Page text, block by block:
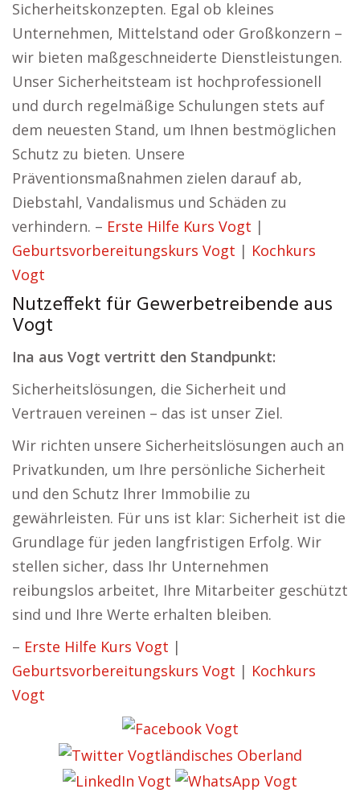
Sicherheitskonzepten. Egal ob kleines
Unternehmen, Mittelstand oder Großkonzern –
wir bieten maßgeschneiderte Dienstleistungen.
Unser Sicherheitsteam ist hochprofessionell
und durch regelmäßige Schulungen stets auf
dem neuesten Stand, um Ihnen bestmöglichen
Schutz zu bieten. Unsere
Präventionsmaßnahmen zielen darauf ab,
Diebstahl, Vandalismus und Schäden zu
verhindern. – Erste Hilfe Kurs Vogt |
Geburtsvorbereitungskurs Vogt | Kochkurs
Vogt
Nutzeffekt für Gewerbetreibende aus
Vogt
Ina aus Vogt vertritt den Standpunkt:
Sicherheitslösungen, die Sicherheit und
Vertrauen vereinen – das ist unser Ziel.
Wir richten unsere Sicherheitslösungen auch an
Privatkunden, um Ihre persönliche Sicherheit
und den Schutz Ihrer Immobilie zu
gewährleisten. Für uns ist klar: Sicherheit ist die
Grundlage für jeden langfristigen Erfolg. Wir
stellen sicher, dass Ihr Unternehmen
reibungslos arbeitet, Ihre Mitarbeiter geschützt
sind und Ihre Werte erhalten bleiben.
– Erste Hilfe Kurs Vogt |
Geburtsvorbereitungskurs Vogt | Kochkurs
Vogt